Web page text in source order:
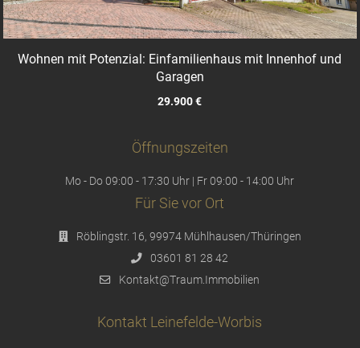
Wohnen mit Potenzial: Einfamilienhaus mit Innenhof und
Garagen
29.900 €
Öffnungszeiten
Mo - Do 09:00 - 17:30 Uhr | Fr 09:00 - 14:00 Uhr
Für Sie vor Ort
Röblingstr. 16, 99974 Mühlhausen/Thüringen
03601 81 28 42
Kontakt@Traum.Immobilien
Kontakt Leinefelde-Worbis